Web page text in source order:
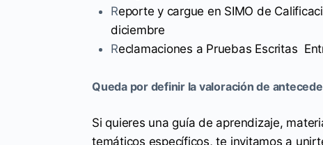
Reporte y cargue en SIMO de
diciembre
Reclamaciones a Pruebas Escritas
Queda por definir la valoración de
Si quieres una guía de aprendizaje,
temáticos específicos, te invitamos a